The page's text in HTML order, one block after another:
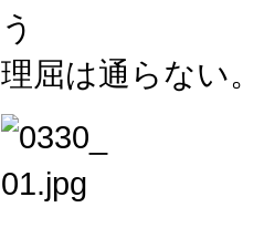
う
理屈は通らない。